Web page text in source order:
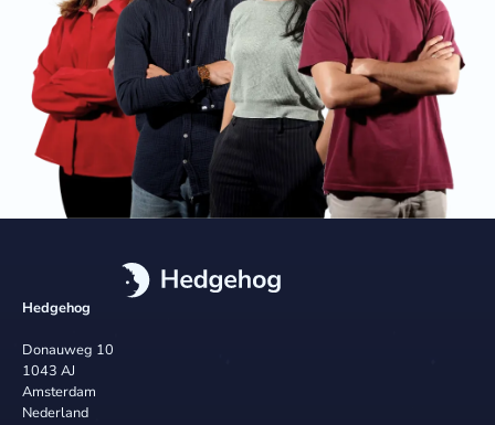
Hedgehog
Donauweg 10
1043 AJ
Amsterdam
Nederland